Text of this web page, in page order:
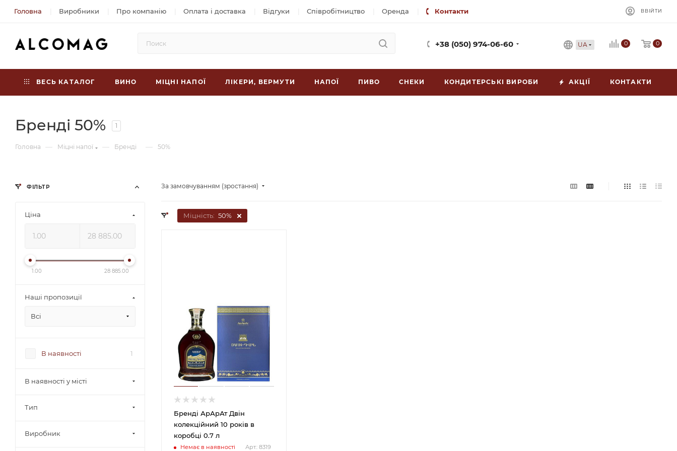
Головна Виробники Про компанію Оплата і доставка Відгуки Співробітництво Оренда Контакти ВВІЙТИ
+38 (050) 974-06-60 UA 0 0
ВЕСЬ КАТАЛОГ ВИНО МІЦНІ НАПОЇ ЛІКЕРИ, ВЕРМУТИ НАПОЇ ПИВО СНЕКИ КОНДИТЕРСЬКІ ВИРОБИ АКЦІЇ КОНТАКТИ
Бренді 50% 1
Головна — Міцні напої — Бренді — 50%
За замовчуванням (зростання)
Міцність: 50%
Бренді АрАрАт Двін
колекційний 10 років в
коробці 0.7 л
Немає в наявності Арт.: 8319
ФІЛЬТР
Ціна
1.00 28 885.00
Наші пропозиції
Всі
В наявності 1
В наявності у місті
Тип
Виробник